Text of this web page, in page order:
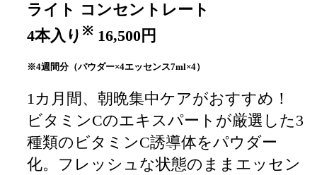
ライト コンセントレート
4本入り ※ 16,500円
※4週間分（パウダー×4エッセンス7ml×4）
1カ月間、朝晩集中ケアがおすすめ！
ビタミンCのエキスパートが厳選した3
種類のビタミンC誘導体をパウダー
化。フレッシュな状態のままエッセン